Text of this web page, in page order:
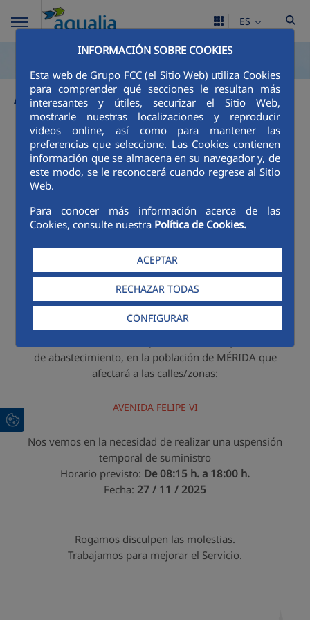
INFORMACIÓN SOBRE COOKIES
Esta web de Grupo FCC (el Sitio Web) utiliza Cookies
para comprender qué secciones le resultan más
interesantes y útiles, securizar el Sitio Web,
mostrarle nuestras localizaciones y reproducir
videos online, así como para mantener las
preferencias que seleccione. Las Cookies contienen
información que se almacena en su navegador y, de
este modo, se le reconocerá cuando regrese al Sitio
Web.
Para conocer más información acerca de las
Cookies, consulte nuestra Política de Cookies.
ACEPTAR
RECHAZAR TODAS
CONFIGURAR
ES
Avisos
AVISO DE
SUSPENSIÓN
TEMPORAL DE
SUMINISTRO DE
AGUA
de abastecimiento, en la población de MÉRIDA que
afectará a las calles/zonas:
AVENIDA FELIPE VI
Nos vemos en la necesidad de realizar una uspensión
temporal de suministro
Horario previsto: De 08:15 h. a 18:00 h.
Fecha: 27 / 11 / 2025
Rogamos disculpen las molestias.
Trabajamos para mejorar el Servicio.